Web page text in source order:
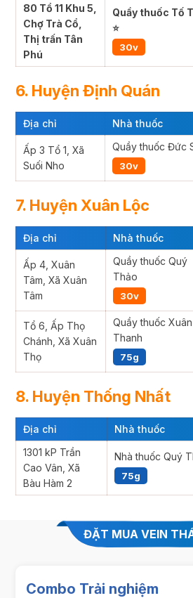
80 Tổ 11 Khu 5,
Chợ Trà Cổ,
Thị trấn Tân
Phú
Quầy thuốc Tố
⭐
30v
6. Huyện Định Quán
Địa chỉ Nhà thuốc
Ấp 3 Tổ 1, Xã
Suối Nho
Quầy thuốc Đức
30v
7. Huyện Xuân Lộc
Địa chỉ Nhà thuốc
Ấp 4, Xuân
Tâm, Xã Xuân
Tâm
Quầy thuốc Quý
Thảo
30v
Tổ 6, Ấp Thọ
Chánh, Xã Xuân
Thọ
Quầy thuốc Xuân
Thanh
75g
8. Huyện Thống Nhất
Địa chỉ Nhà thuốc
1301 kP Trần
Cao Vân, Xã
Bàu Hàm 2
Nhà thuốc Quý
75g
ĐẶT MUA VEIN
Combo Trải nghiệm